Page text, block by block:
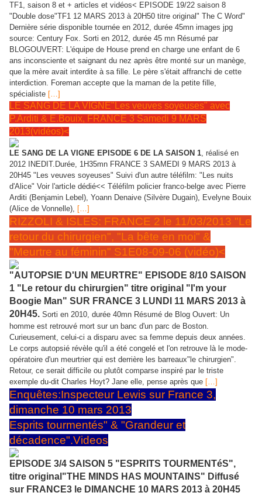
TF1, saison 8 et + articles et vidéos< EPISODE 19/22 saison 8
"Double dose"TF1 12 MARS 2013 à 20H50 titre original" The C Word"
Dernière série disponible tournée en 2012, durée 45mn images jpg
source: Century Fox. Sorti en 2012, durée 45 mn Résumé par
BLOGOUVERT: L'équipe de House prend en charge une enfant de 6
ans inconsciente et saignant du nez après être monté sur un manège,
que la mère avait interdite à sa fille. Le père s'était affranchi de cette
interdiction. Foreman accepte que la maman de la petite fille,
spécialiste […]
LE SANG DE LA VIGNE"Les veuves soyeuses" avec
P.Arditi & E.Bouix, FRANCE 3 Samedi 9 MARS
2013(vidéos)<
LE SANG DE LA VIGNE EPISODE 6 DE LA SAISON 1, réalisé en
2012 INEDIT.Durée, 1H35mn FRANCE 3 SAMEDI 9 MARS 2013 à
20H45 "Les veuves soyeuses" Suivi d'un autre téléfilm: "Les nuits
d'Alice" Voir l'article dédié<< Téléfilm policier franco-belge avec Pierre
Arditi (Benjamin Lebel), Yoann Denaive (Silvère Dugain), Evelyne Bouix
(Alice de Vonnelle), […]
RIZZOLI & ISLES: FRANCE 2 le 11/03/2013 "Le
retour du chirurgien", "La bête en moi" &
"Meurtre au féminin" S1E08-09-06 (vidéo)<
"AUTOPSIE D'UN MEURTRE" EPISODE 8/10 SAISON
1 "Le retour du chirurgien" titre original "I'm your
Boogie Man" SUR FRANCE 3 LUNDI 11 MARS 2013 à
20H45. Sorti en 2010, durée 40mn Résumé de Blog Ouvert: Un
homme est retrouvé mort sur un banc d'un parc de Boston.
Curieusement, celui-ci a disparu avec sa femme depuis deux années.
Le corps autopsié révèle qu'il a été congelé et l'on retrouve là le mode-
opératoire d'un meurtrier qui est derrière les barreaux"le chirurgien".
Retour, ce serait difficile ou plutôt comparse inspiré par le triste
exemple du-dit Charles Hoyt? Jane elle, pense après que […]
Enquêtes:Inspecteur Lewis sur France 3,
dimanche 10 mars 2013
Esprits tourmentés" & "Grandeur et
décadence".Videos
EPISODE 3/4 SAISON 5 "ESPRITS TOURMENTéS",
titre original"THE MINDS HAS MOUNTAINS" Diffusé
sur FRANCE3 le DIMANCHE 10 MARS 2013 à 20H45